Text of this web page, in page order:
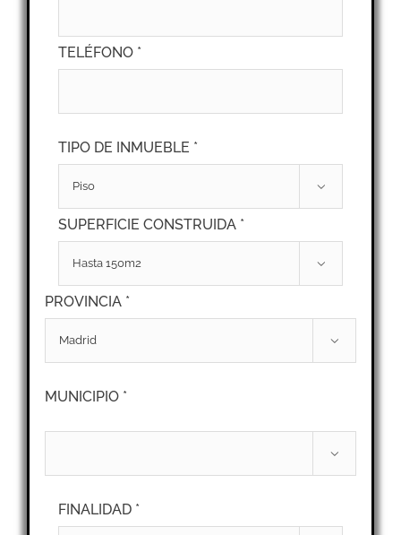
TELÉFONO *
TIPO DE INMUEBLE *

SUPERFICIE CONSTRUIDA *

PROVINCIA *

MUNICIPIO *

FINALIDAD *